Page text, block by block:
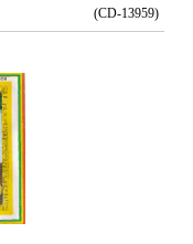
(CD-13959)